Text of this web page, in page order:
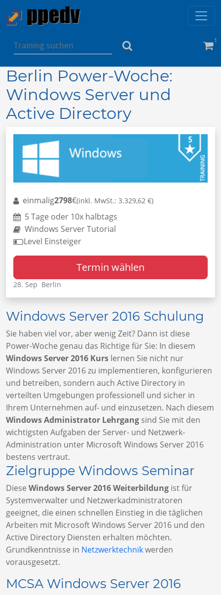
1
Berlin Power-Woche:
Windows Server und
Active Directory
einmalig2798€(inkl. MwSt.: 3.329,62 €)
5 Tage oder 10x halbtags
Windows Server Tutorial
Level Einsteiger
Termin wählen
28. Sep Berlin
Windows Server 2016 Schulung
Sie haben viel vor, aber wenig Zeit? Dann ist diese
Power-Woche genau das Richtige für Sie: In diesem
Windows Server 2016 Kurs lernen Sie nicht nur
Windows Server 2016 zu implementieren, konfigurieren
und betreiben, sondern auch Active Directory in
verteilten Umgebungen professionell und sicher in
Ihrem Unternehmen auf- und einzusetzen. Nach diesem
Windows Administrator Lehrgang sind Sie mit den
wichtigsten Aufgaben der Server- und Netzwerk-
Administration unter Microsoft Windows Server 2016
bestens vertraut.
Zielgruppe Windows Seminar
Diese Windows Server 2016 Weiterbildung ist für
Systemverwalter und Netzwerkadministratoren
geeignet, die einen schnellen Einstieg in die täglichen
Arbeiten mit Microsoft Windows Server 2016 und den
Active Directory Diensten erhalten möchten.
Grundkenntnisse in Netzwerktechnikwerden
vorausgesetzt.
MCSA Windows Server 2016